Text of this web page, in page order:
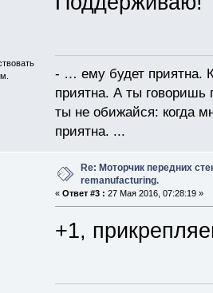
- … ему будет приятна.
приятна. А ты говоришь
ты не обижайся: когда
приятна. ...
Re: Моторчик передних
remanufacturing.
«Ответ #3 : 27 Мая 2016, 07:28:19 »
+1,